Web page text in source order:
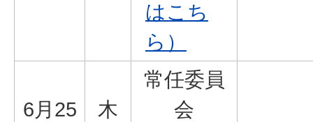
はこち
ら）
6月25
木
常任委員
会